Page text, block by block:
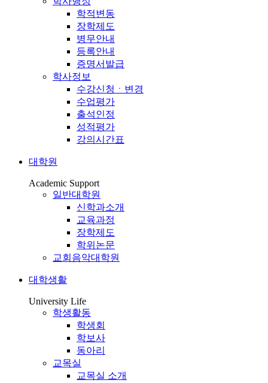
학적변동
장학제도
병무안내
등록안내
증명서발급
학사정보
수강신청ㆍ변경
수업평가
출석인정
성적평가
강의시간표
대학원
Academic Support
일반대학원
신학과소개
교육과정
장학제도
학위논문
교회음악대학원
대학생활
University Life
학생활동
학생회
학보사
동아리
교목실
교목실 소개